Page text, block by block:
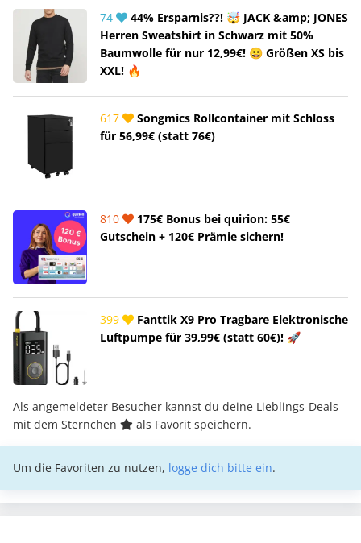
74
44% Ersparnis??! 🤯 JACK &amp; JONES
Herren Sweatshirt in Schwarz mit 50%
Baumwolle für nur 12,99€! 😀 Größen XS bis
XXL! 🔥
617
Songmics Rollcontainer mit Schloss
für 56,99€ (statt 76€)
810
175€ Bonus bei quirion: 55€
Gutschein + 120€ Prämie sichern!
399
Fanttik X9 Pro Tragbare Elektronische
Luftpumpe für 39,99€ (statt 60€)! 🚀
Als angemeldeter Besucher kannst du deine Lieblings-Deals
mit dem Sternchen
als Favorit speichern.
Um die Favoriten zu nutzen, logge dich bitte ein.